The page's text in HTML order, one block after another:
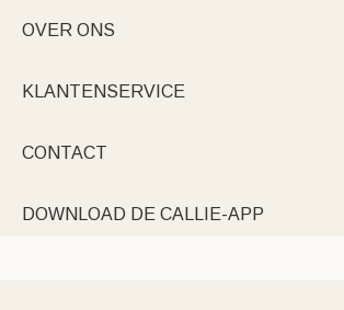
OVER ONS
KLANTENSERVICE
CONTACT
DOWNLOAD DE CALLIE-APP